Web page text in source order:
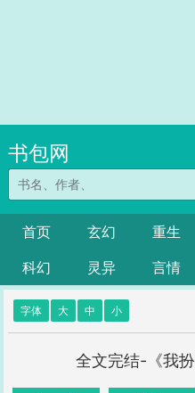
书包网
首页 玄幻 重生
科幻
灵异 言情
字体 大 中 小
全文完结-《我